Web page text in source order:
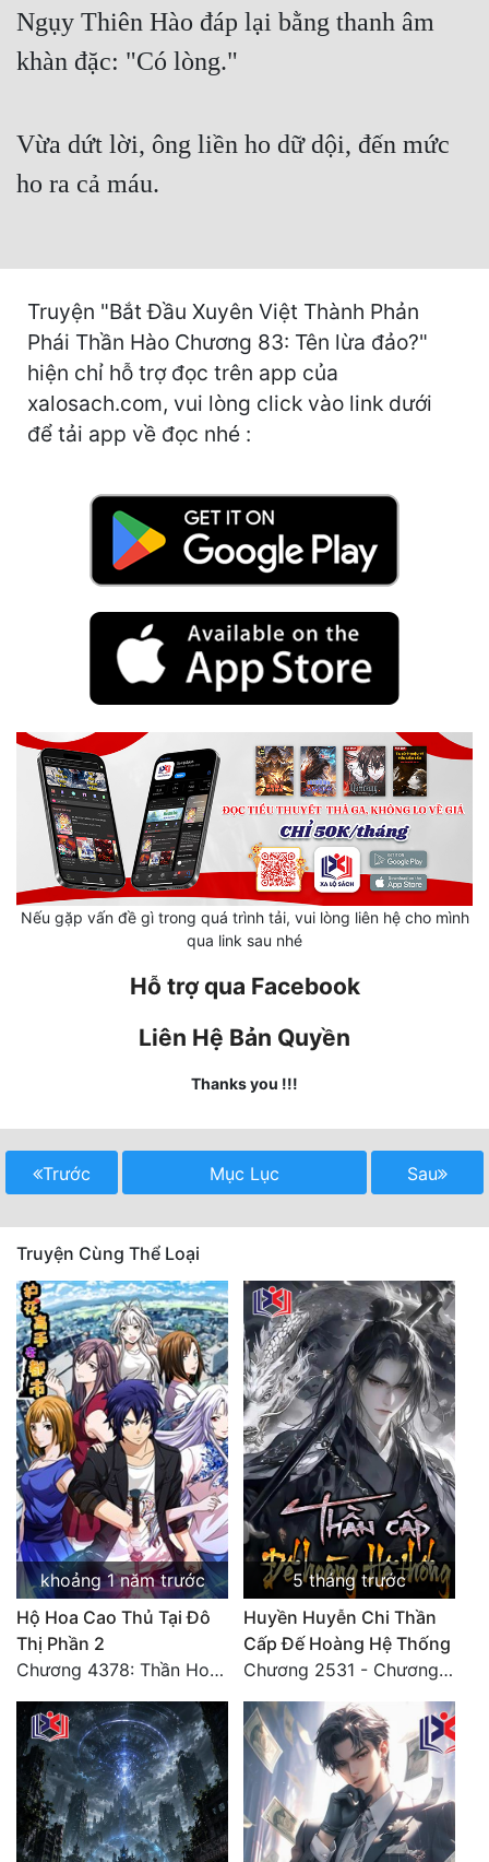
Dị Giới
Gia Đấu
Góc Nhìn Nam
Huyền Huyễn
Huyền Nghi
Huyền Ảo
Hài Hước
Hệ Thống
Khoa Huyễn Không Gian
Kỳ Ảo
Linh Dị
Làm Giàu
Mưu Mô
Phong Thủy - Tâm Linh
Phản Phái
Quan Trường
Quân Sự
Sảng Văn
Sắc
Sủng
Thanh Xuân
Tiên Hiệp
Tiểu Thuyết
Trinh Thám
Triều Đấu
Trùng Sinh
Trọng Sinh
Ngụy Thiên Hào đáp lại bằng thanh âm
khàn đặc: "Có lòng."
Vừa dứt lời, ông liền ho dữ dội, đến mức
ho ra cả máu.
Truyện "Bắt Đầu Xuyên Việt Thành Phản
Phái Thần Hào Chương 83: Tên lừa đảo?"
hiện chỉ hỗ trợ đọc trên app của
xalosach.com, vui lòng click vào link dưới
để tải app về đọc nhé :
Nếu gặp vấn đề gì trong quá trình tải, vui lòng liên hệ cho mình
qua link sau nhé
Hỗ trợ qua Facebook
Liên Hệ Bản Quyền
Thanks you !!!
Trước Mục Lục Sau
Truyện Cùng Thể Loại
khoảng 1 năm trước
Hộ Hoa Cao Thủ Tại Đô
Thị Phần 2
Chương 4378: Thần Hoàng Hạ Thiên (Đại kết cục) (03)
5 tháng trước
Huyền Huyễn Chi Thần
Cấp Đế Hoàng Hệ Thống
Chương 2531 - Chương cuối